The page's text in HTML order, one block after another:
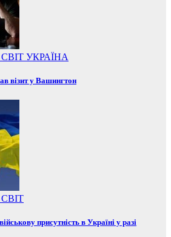
СВІТ УКРАЇНА
візит у Вашингтон
СВІТ
присутність в Україні у разі